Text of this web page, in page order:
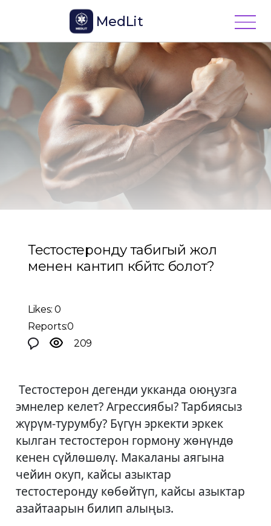
MedLit
Тестостеронду табигый жол
менен кантип көбөйтсө болот?
Likes: 0
Reports:0
209
Тестостерон дегенди укканда оюңузга
эмнелер келет? Агрессиябы? Тарбиясыз
жүрүм-турумбу? Бүгүн эркекти эркек
кылган тестостерон гормону жөнүндө
кенен сүйлөшөлү. Макаланы аягына
чейин окуп, кайсы азыктар
тестостеронду көбөйтүп, кайсы азыктар
азайтаарын билип алыңыз.